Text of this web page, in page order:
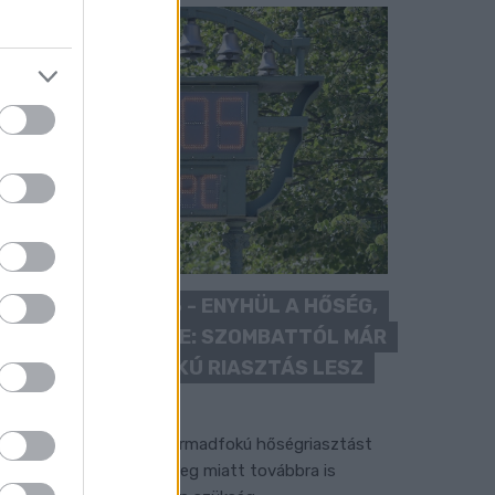
KÁNIKULA 2026 - ENYHÜL A HŐSÉG,
DE MÉG NINCS VÉGE: SZOMBATTÓL MÁR
MÁSODFOKÚ RIASZTÁS LESZ
ÉRVÉNYBEN
július vége óta tartó harmadfokú hőségriasztást
de a tartós meleg miatt továbbra is